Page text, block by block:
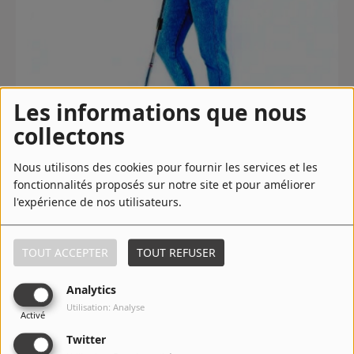
Les informations que nous
collectons
Nous utilisons des cookies pour fournir les services et les
fonctionnalités proposés sur notre site et pour améliorer
l'expérience de nos utilisateurs.
TOUT ACCEPTER TOUT REFUSER
Analytics
Activé
Utilisation: Analyse
Twitter
Fréquences
Recherche d'un titre
27 avril 2020 - 04:40
.